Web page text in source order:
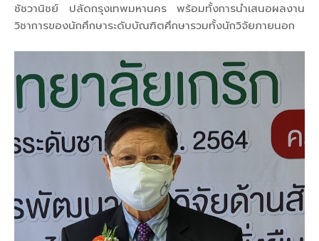
ชัชวานิชย์ ปลัดกรุงเทพมหานคร พร้อมทั้งการนำเสนอผลงาน
วิชาการของนักศึกษาระดับบัณฑิตศึกษารวมทั้งนักวิจัยภายนอก